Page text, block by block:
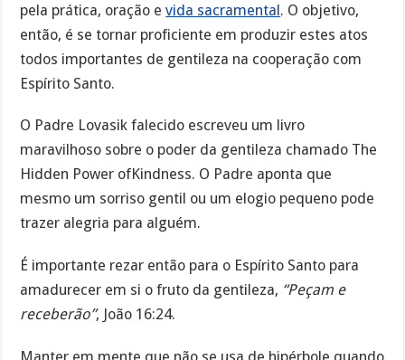
pela prática, oração evida sacramental. O objetivo,
então, é se tornar proficiente em produzir estes atos
todos importantes de gentileza na cooperação com
Espírito Santo.
O Padre Lovasik falecido escreveu um livro
maravilhoso sobre o poder da gentileza chamado The
Hidden Power ofKindness. O Padre aponta que
mesmo um sorriso gentil ou um elogio pequeno pode
trazer alegria para alguém.
É importante rezar então para o Espírito Santo para
amadurecer em si o fruto da gentileza, “Peçam e
receberão”, João 16:24.